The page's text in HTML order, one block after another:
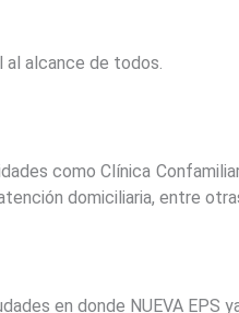
al alcance de todos.
como Clínica
domiciliaria, entre
en donde NUEVA EPS